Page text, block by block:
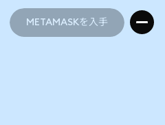
METAMASKを入手